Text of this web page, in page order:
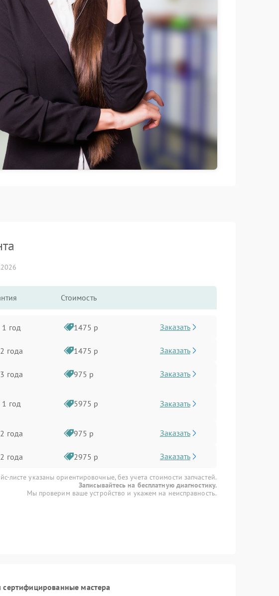
Стоимость
1 год 1475 р Заказать
2 года 1475 р Заказать
3 года 975 р Заказать
1 год 5975 р Заказать
2 года 975 р Заказать
2 года 2975 р Заказать
листе указаны ориентировочные, без учета стоимости запчастей.
Записывайтесь на бесплатную диагностику.
Мы проверим ваше устройство и укажем на неисправность.
сертифицированные мастера